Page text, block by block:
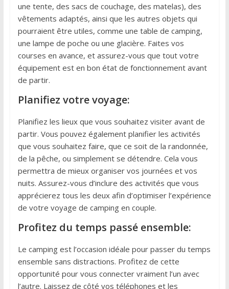
une tente, des sacs de couchage, des matelas), des
vêtements adaptés, ainsi que les autres objets qui
pourraient être utiles, comme une table de camping,
une lampe de poche ou une glacière. Faites vos
courses en avance, et assurez-vous que tout votre
équipement est en bon état de fonctionnement avant
de partir.
Planifiez votre voyage:
Planifiez les lieux que vous souhaitez visiter avant de
partir. Vous pouvez également planifier les activités
que vous souhaitez faire, que ce soit de la randonnée,
de la pêche, ou simplement se détendre. Cela vous
permettra de mieux organiser vos journées et vos
nuits. Assurez-vous d’inclure des activités que vous
apprécierez tous les deux afin d’optimiser l’expérience
de votre voyage de camping en couple.
Profitez du temps passé ensemble:
Le camping est l’occasion idéale pour passer du temps
ensemble sans distractions. Profitez de cette
opportunité pour vous connecter vraiment l’un avec
l’autre. Laissez de côté vos téléphones et les